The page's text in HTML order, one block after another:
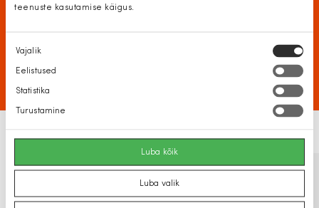
teenuste kasutamise käigus.
Nõusoleku
valik
Vajalik
Eelistused
Statistika
Turustamine
Luba kõik
Luba valik